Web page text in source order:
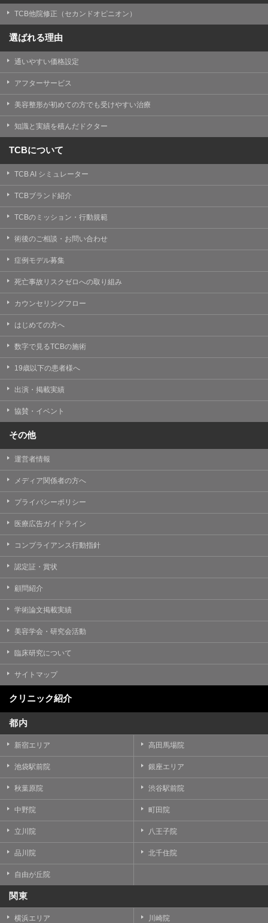
TCB他院修正（セカンドオピニオン）
選ばれる理由
通いやすい価格設定
アフターサービス
美容整形が初めての方でも受けやすい治療
知識と実績を積んだドクター
TCBについて
TCB AI シミュレーター
TCBブランド紹介
TCBのミッション・行動規範
術後のご相談・お問い合わせ
症例モデル募集
死亡事故リスクゼロへの取り組み
カウンセリングフロー
はじめての方へ
数字で見るTCBの施術
19歳以下の患者様へ
出演・掲載実績
協賛・イベント
その他
運営者情報
メディア関係者の方へ
プライバシーポリシー
医療広告ガイドライン
コンプライアンス行動指針
認定証・賞状
顧問紹介
学術論文掲載実績
美容学会・研究会活動
臨床研究について
サイトマップ
クリニック紹介
都内
新宿エリア 高田馬場院
池袋駅前院 銀座エリア
秋葉原院 渋谷駅前院
中野院 町田院
立川院 八王子院
品川院 北千住院
自由が丘院
関東
横浜エリア 川崎院